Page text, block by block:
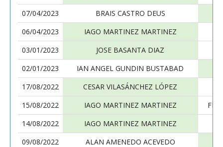
07/04/2023
BRAIS CASTRO DEUS
06/04/2023
IAGO MARTINEZ MARTINEZ
03/01/2023
JOSE BASANTA DIAZ
02/01/2023
IAN ANGEL GUNDIN BUSTABAD
17/08/2022
CESAR VILASÁNCHEZ LÓPEZ
15/08/2022
IAGO MARTINEZ MARTINEZ
14/08/2022
IAGO MARTINEZ MARTINEZ
09/08/2022
ALAN AMENEDO ACEVEDO